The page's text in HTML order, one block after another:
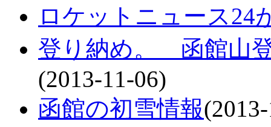
ロケットニュース24
登り納め。 函館山
(2013-11-06)
函館の初雪情報